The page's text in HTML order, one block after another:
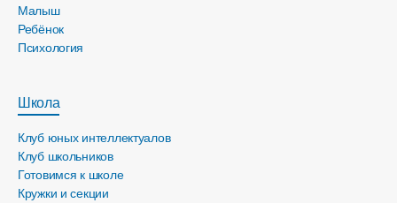
Малыш
Ребёнок
Психология
Школа
Клуб юных интеллектуалов
Клуб школьников
Готовимся к школе
Кружки и секции